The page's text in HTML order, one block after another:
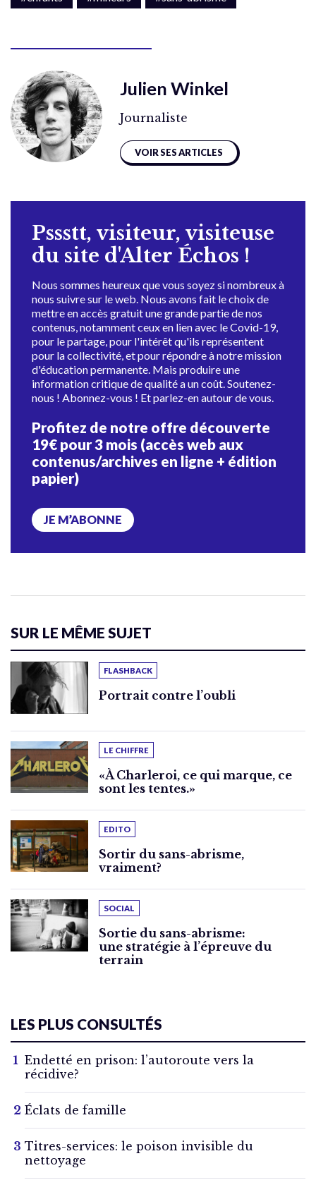
Julien Winkel
Journaliste
VOIR SES ARTICLES
Pssstt, visiteur, visiteuse
du site d'Alter Échos !
Nous sommes heureux que vous soyez si nombreux à
nous suivre sur le web. Nous avons fait le choix de
mettre en accès gratuit une grande partie de nos
contenus, notamment ceux en lien avec le Covid-19,
pour le partage, pour l'intérêt qu'ils représentent
pour la collectivité, et pour répondre à notre mission
d'éducation permanente. Mais produire une
information critique de qualité a un coût. Soutenez-
nous ! Abonnez-vous ! Et parlez-en autour de vous.
Profitez de notre offre découverte
19€ pour 3 mois (accès web aux
contenus/archives en ligne + édition
papier)
JE M’ABONNE
SUR LE MÊME SUJET
FLASHBACK
Portrait contre l’oubli
LE CHIFFRE
«À Charleroi, ce qui marque, ce
sont les tentes.»
EDITO
Sortir du sans-abrisme,
vraiment?
SOCIAL
Sortie du sans-abrisme:
une stratégie à l’épreuve du
terrain
LES PLUS CONSULTÉS
Endetté en prison: l’autoroute vers la
récidive?
Éclats de famille
Titres-services: le poison invisible du
nettoyage